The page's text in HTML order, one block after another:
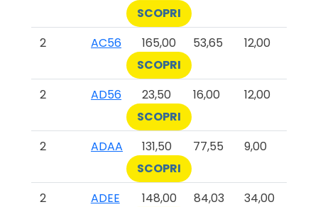
SCOPRI
2
AC56 165,00 53,65
12,00
SCOPRI
2
AD56 23,50 16,00
12,00
SCOPRI
2
ADAA 131,50 77,55
9,00
SCOPRI
2
ADEE 148,00 84,03
34,00